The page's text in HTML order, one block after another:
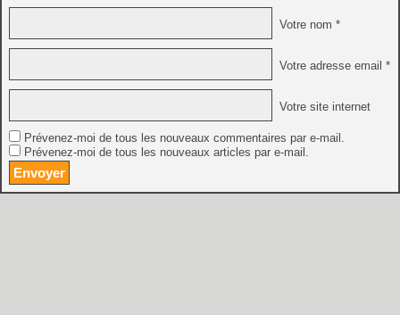
Votre nom *
Votre adresse email *
Votre site internet
Prévenez-moi de tous les nouveaux commentaires par e-mail.
Prévenez-moi de tous les nouveaux articles par e-mail.